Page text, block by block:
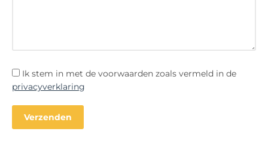
Ik stem in met de voorwaarden zoals vermeld in de
privacyverklaring